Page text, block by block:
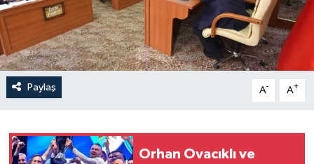
Paylaş A- A+
Orhan Ovacıklı ve